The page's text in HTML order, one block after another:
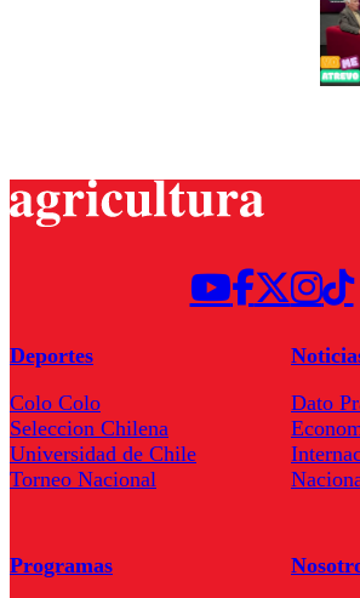
Deportes
Colo Colo
Seleccion Chilena
Universidad de Chile
Torneo Nacional
Dato
Programas